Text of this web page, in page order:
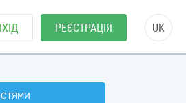
РЕЄСТРАЦІЯ UK